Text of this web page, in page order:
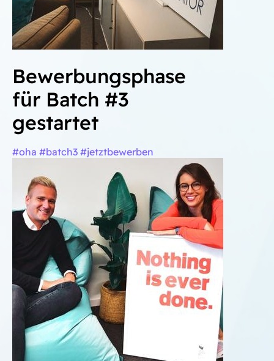
Bewerbungsphase
für Batch #3
gestartet
#oha #batch3 #jetztbewerben